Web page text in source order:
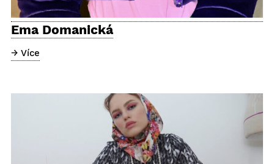
Ema Domanická
→ Více